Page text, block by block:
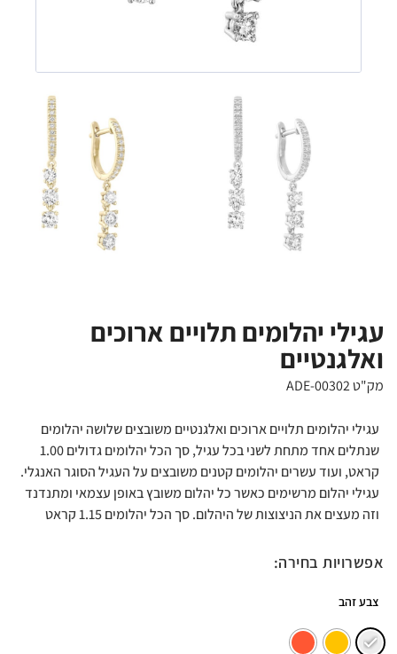
עגילי יהלומים תלויים ארוכים
ואלגנטיים
מק"ט ADE-00302
עגילי יהלומים תלויים ארוכים ואלגנטיים משובצים שלושה יהלומים
שנתלים אחד מתחת לשני בכל עגיל, סך הכל יהלומים גדולים 1.00
קראט, ועוד עשרים יהלומים קטנים משובצים על העגיל הסוגר האנגלי.
עגילי יהלום מרשימים כאשר כל יהלום משובץ באופן עצמאי ומתנדנד
וזה מעצים את הניצוצות של היהלום. סך הכל יהלומים 1.15 קראט
אפשרויות בחירה:
צבע זהב